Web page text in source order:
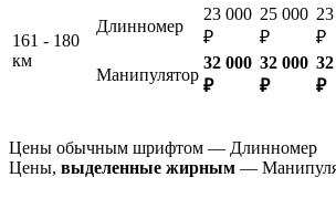
161 - 180
км
Длинномер
23 000
₽
25 000
₽
₽
Манипулятор
32 000
₽
32 000
₽
₽
Цены обычным шрифтом — Длинномер
Цены, выделенные жирным —